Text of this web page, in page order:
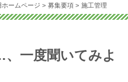
ームページ > 募集要項 > 施工管理
一度聞いてみよ